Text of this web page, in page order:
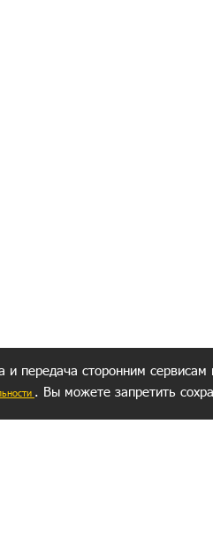
и передача сторонним
. Вы можете запретить